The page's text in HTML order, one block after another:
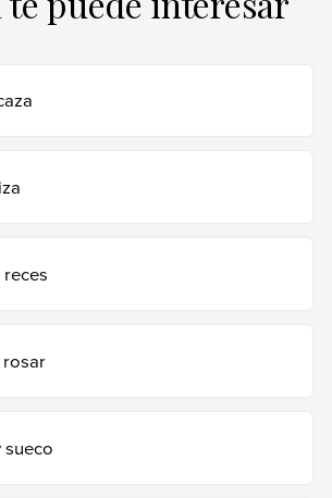
de octubre de 2024).Tasa y taza .
reces
rosar
sueco